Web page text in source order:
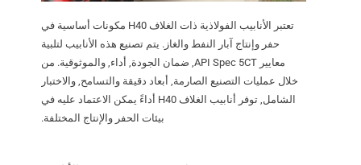
تعتبر الأنابيب الفولاذية ذات الغلاف H40 مكونات أساسية في
حفر وإنتاج آبار النفط والغاز. يتم تصنيع هذه الأنابيب لتلبية
معايير API Spec 5CT, ضمان الجودة, أداء, والموثوقية. من
خلال عمليات التصنيع الصارمة, أبعاد دقيقة والتسامح, والاختبار
الشامل, توفر أنابيب الغلاف H40 أداءً يمكن الاعتماد عليه في
بيئات الحفر والإنتاج المختلفة.